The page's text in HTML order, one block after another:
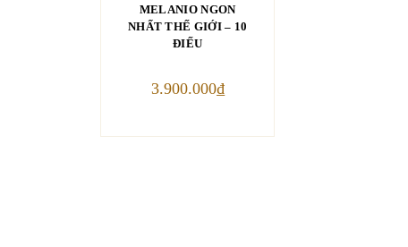
MELANIO NGON
NHẤT THẾ GIỚI – 10
ĐIẾU
3.900.000₫